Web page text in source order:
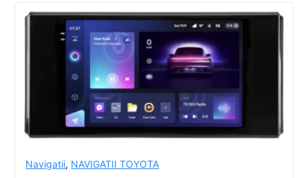
Navigatii, NAVIGATII TOYOTA